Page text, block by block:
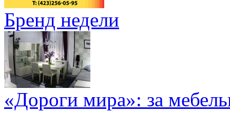
Бренд недели
«Дороги мира»: за